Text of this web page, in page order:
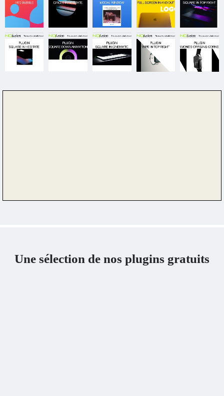
Une sélection de nos plugins gratuits